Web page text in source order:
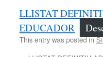
LLISTAT
EDUCADOR
This entry was posted in